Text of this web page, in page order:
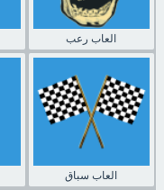
العاب رعب
العاب سباق